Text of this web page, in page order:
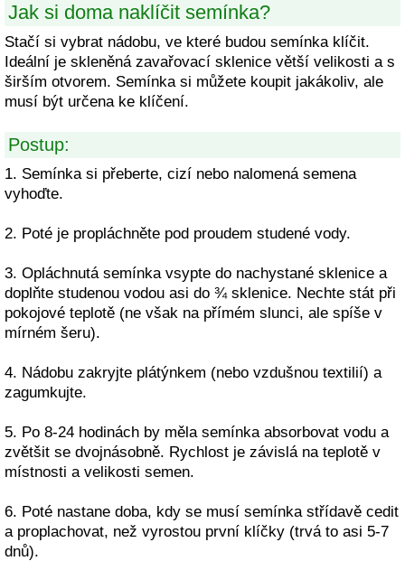
Jak si doma naklíčit semínka?
Stačí si vybrat nádobu, ve které budou semínka klíčit.
Ideální je skleněná zavařovací sklenice větší velikosti a s
širším otvorem. Semínka si můžete koupit jakákoliv, ale
musí být určena ke klíčení.
Postup:
1. Semínka si přeberte, cizí nebo nalomená semena
vyhoďte.
2. Poté je propláchněte pod proudem studené vody.
3. Opláchnutá semínka vsypte do nachystané sklenice a
doplňte studenou vodou asi do ¾ sklenice. Nechte stát při
pokojové teplotě (ne však na přímém slunci, ale spíše v
mírném šeru).
4. Nádobu zakryjte plátýnkem (nebo vzdušnou textilií) a
zagumkujte.
5. Po 8-24 hodinách by měla semínka absorbovat vodu a
zvětšit se dvojnásobně. Rychlost je závislá na teplotě v
místnosti a velikosti semen.
6. Poté nastane doba, kdy se musí semínka střídavě cedit
a proplachovat, než vyrostou první klíčky (trvá to asi 5-7
dnů).